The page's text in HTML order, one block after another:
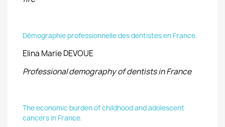
Démographie professionnelle des dentistes en France.
Elina Marie DEVOUE
Professional demography of dentists in France
The economic burden of childhood and adolescent
cancers in France.